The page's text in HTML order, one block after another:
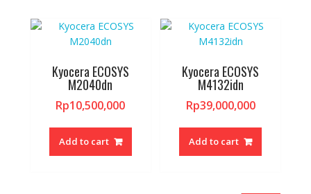
Kyocera ECOSYS
M2040dn
Rp10,500,000
Add to cart
Kyocera ECOSYS
M4132idn
Rp39,000,000
Add to cart